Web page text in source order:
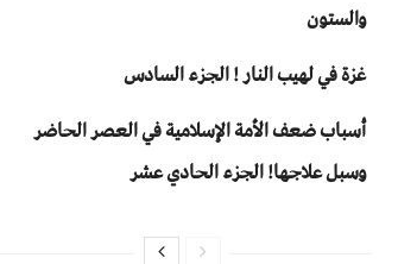
والستون
غزة في لهيب النار ! الجزء السادس
أسباب ضعف الأمة الإسلامية في العصر الحاضر
وسبل علاجها! الجزء الحادي عشر